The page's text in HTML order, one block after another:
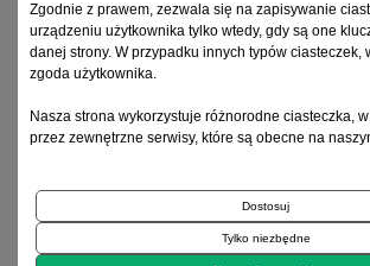
Aktualne problemy lecznictwa
zadania nadzoru specjalistycznego
Archiwum 1992–2014
1996, tom 5, zeszyt 4
Zgodnie z prawem, zezwala się na zapisywanie
urządzeniu użytkownika tylko wtedy, gdy są one
danej strony. W przypadku innych typów ciasteczek,
zgoda użytkownika.
Nasza strona wykorzystuje różnorodne ciasteczka,
przez zewnętrzne serwisy, które są obecne na
Dostosuj
Tylko niezbędne